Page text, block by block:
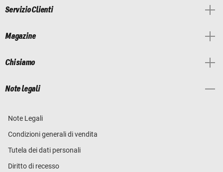
Servizio Clienti
Magazine
Chi siamo
Note legali
Note Legali
Condizioni generali di vendita
Tutela dei dati personali
Diritto di recesso